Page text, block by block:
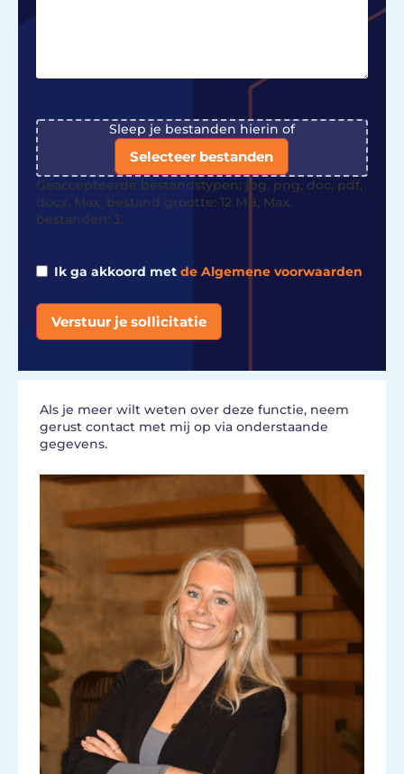
File Sleep je bestanden hierin of
Selecteer bestanden
Geaccepteerde bestandstypen: jpg, png, doc, pdf,
docx, Max. bestand grootte: 12 MB, Max.
bestanden: 3.
Ik ga akkoord met de Algemene voorwaarden
Verstuur je sollicitatie
Als je meer wilt weten over deze functie, neem
gerust contact met mij op via onderstaande
gegevens.